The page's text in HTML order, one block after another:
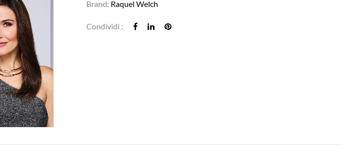
Brand: Raquel Welch
Condividi :